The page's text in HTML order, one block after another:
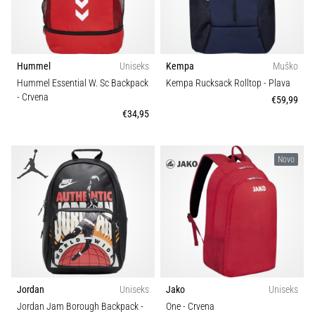
Hummel
Uniseks
Hummel Essential W. Sc Backpack
- Crvena
€34,95
Kempa
Muško
Kempa Rucksack Rolltop - Plava
€59,99
Jordan
Uniseks
Jordan Jam Borough Backpack-
Novo
Jako
Uniseks
One- Crvena